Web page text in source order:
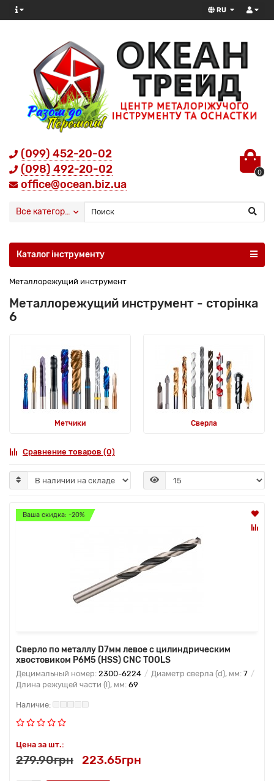
RU
(099) 452-20-02
(098) 492-20-02
office@ocean.biz.ua
0
Все категории
Каталог інструменту
Металлорежущий инструмент
Металлорежущий инструмент - сторінка
6
Метчики Сверла
Сравнение товаров (0)
Ваша скидка: -20%
Сверло по металлу D7мм левое с цилиндрическим
хвостовиком Р6М5 (HSS) CNC TOOLS
Децимальный номер: 2300-6224 Диаметр сверла (d), мм: 7
Длина режущей части (l), мм: 69
Цена за шт.:
279.90грн 223.65грн